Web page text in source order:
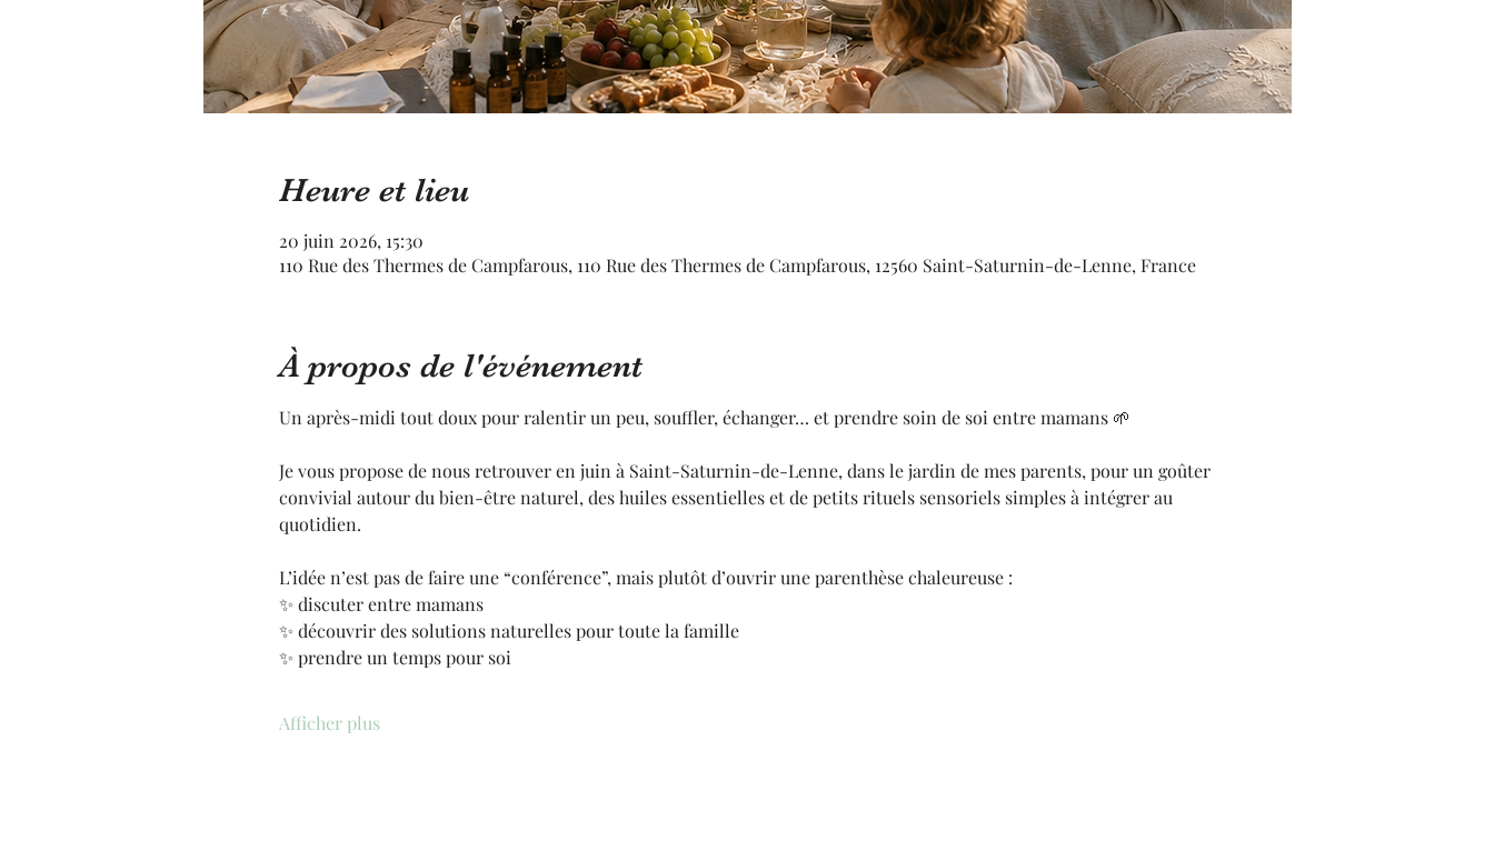
Heure et lieu
20 juin 2026, 15:30
110 Rue des Thermes de Campfarous, 110 Rue des Thermes de Campfarous, 12560 Saint-Saturnin-de-Lenne, France
À propos de l'événement
Un après-midi tout doux pour ralentir un peu, souffler, échanger… et prendre soin de soi entre mamans 🌱
Je vous propose de nous retrouver en juin à Saint-Saturnin-de-Lenne, dans le jardin de mes parents, pour un goûter
convivial autour du bien-être naturel, des huiles essentielles et de petits rituels sensoriels simples à intégrer au
quotidien.
L’idée n’est pas de faire une “conférence”, mais plutôt d’ouvrir une parenthèse chaleureuse :
✨ discuter entre mamans
✨ découvrir des solutions naturelles pour toute la famille
✨ prendre un temps pour soi
Afficher plus